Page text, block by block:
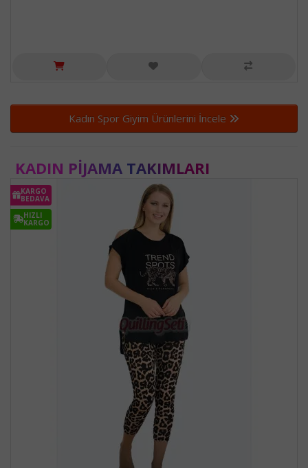
Kadın Spor Giyim Ürünlerini İncele
KADIN PIJAMA TAKIMLARI
KARGO
BEDAVA
HIZLI
KARGO